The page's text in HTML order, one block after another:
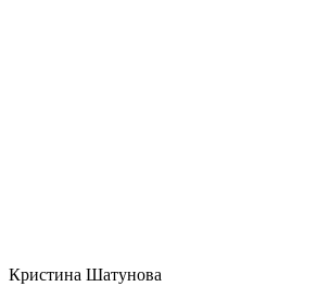
Кристина Шатунова